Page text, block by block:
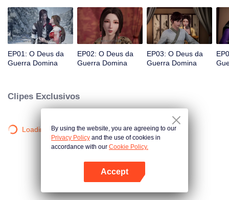
Abra o programa
EP01: O Deus da
Guerra Domina
EP02: O Deus da
Guerra Domina
EP03: O Deus da
Guerra Domina
Clipes Exclusivos
Loading…By using the website, you are agreeing to our
Privacy Policy and the use of cookies in
accordance with our Cookie Policy.
Accept